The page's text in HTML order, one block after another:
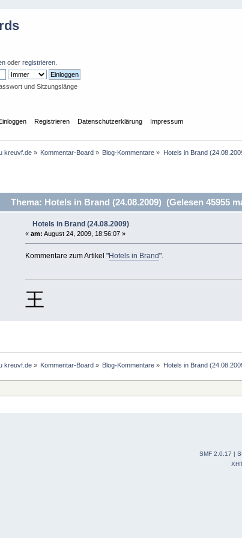
oderregistrieren
und Sitzungslänge
Registrieren Datenschutzerklärung Impressum
kreuvf.de» Kommentar-Board » Blog-Kommentare » Hotels in Brand
Thema: Hotels in Brand (24.08.2009) (Gelesen 45955
Hotels in Brand (24.08.2009)
« am: August 24, 2009, 18:56:07 »
Kommentare zum Artikel "Hotels in Brand".
王
kreuvf.de» Kommentar-Board » Blog-Kommentare » Hotels in Brand
SMF 2.0.17 |